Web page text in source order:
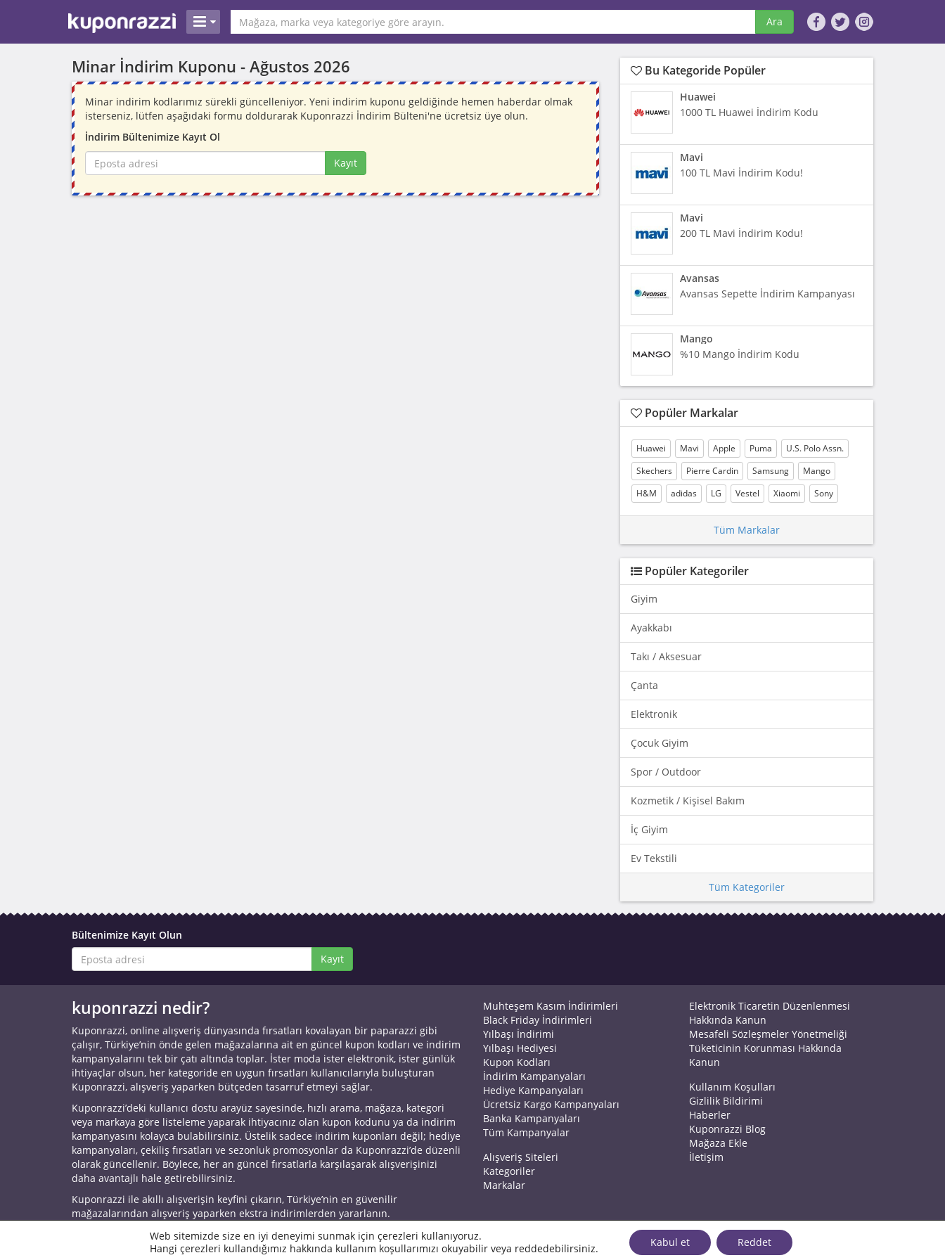
Ara
Minar İndirim Kuponu - Ağustos 2026
Minar indirim kodlarımız sürekli güncelleniyor. Yeni indirim kuponu geldiğinde hemen haberdar olmak
isterseniz, lütfen aşağıdaki formu doldurarak Kuponrazzi İndirim Bülteni'ne ücretsiz üye olun.
İndirim Bültenimize Kayıt Ol
Kayıt
Bu Kategoride Popüler
Huawei
1000 TL Huawei İndirim Kodu
Mavi
100 TL Mavi İndirim Kodu!
Mavi
200 TL Mavi İndirim Kodu!
Avansas
Avansas Sepette İndirim Kampanyası
Mango
%10 Mango İndirim Kodu
Popüler Markalar
Huawei Mavi Apple Puma
U.S. Polo Assn.
Skechers
Pierre Cardin Samsung
Mango
H&M
adidas LG Vestel Xiaomi Sony
Tüm Markalar
Popüler Kategoriler
Giyim
Ayakkabı
Takı / Aksesuar
Çanta
Elektronik
Çocuk Giyim
Spor / Outdoor
Kozmetik / Kişisel Bakım
İç Giyim
Ev Tekstili
Tüm Kategoriler
Bültenimize Kayıt Olun
Kayıt
kuponrazzi nedir?
Kuponrazzi, online alışveriş dünyasında fırsatları kovalayan bir paparazzi gibi
çalışır, Türkiye’nin önde gelen mağazalarına ait en güncel kupon kodları ve indirim
kampanyalarını tek bir çatı altında toplar. İster moda ister elektronik, ister günlük
ihtiyaçlar olsun, her kategoride en uygun fırsatları kullanıcılarıyla buluşturan
Kuponrazzi, alışveriş yaparken bütçeden tasarruf etmeyi sağlar.
Kuponrazzi’deki kullanıcı dostu arayüz sayesinde, hızlı arama, mağaza, kategori
veya markaya göre listeleme yaparak ihtiyacınız olan kupon kodunu ya da indirim
kampanyasını kolayca bulabilirsiniz. Üstelik sadece indirim kuponları değil; hediye
kampanyaları, çekiliş fırsatları ve sezonluk promosyonlar da Kuponrazzi’de düzenli
olarak güncellenir. Böylece, her an güncel fırsatlarla karşılaşarak alışverişinizi
daha avantajlı hale getirebilirsiniz.
Kuponrazzi ile akıllı alışverişin keyfini çıkarın, Türkiye’nin en güvenilir
mağazalarından alışveriş yaparken ekstra indirimlerden yararlanın.
Muhteşem Kasım İndirimleri
Black Friday İndirimleri
Yılbaşı İndirimi
Yılbaşı Hediyesi
Kupon Kodları
İndirim Kampanyaları
Hediye Kampanyaları
Ücretsiz Kargo Kampanyaları
Banka Kampanyaları
Tüm Kampanyalar
Alışveriş Siteleri
Kategoriler
Markalar
Elektronik Ticaretin Düzenlenmesi
Hakkında Kanun
Mesafeli Sözleşmeler Yönetmeliği
Tüketicinin Korunması Hakkında
Kanun
Kullanım Koşulları
Gizlilik Bildirimi
Haberler
Kuponrazzi Blog
Mağaza Ekle
İletişim
© 2026 KuponrazziWeb sitemizde size en iyi deneyimi sunmak için çerezleri kullanıyoruz.
Hangi çerezleri kullandığımız hakkında kullanım koşullarımızı okuyabilir veya reddedebilirsiniz.
Kabul et Reddet